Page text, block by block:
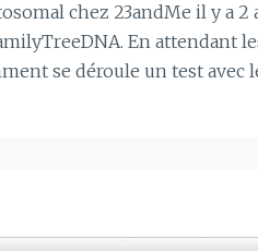
chez 23andMe il y a 2
En attendant
se déroule un test avec